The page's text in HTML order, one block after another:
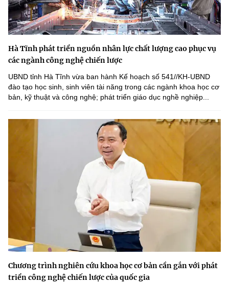
Hà Tĩnh phát triển nguồn nhân lực chất lượng cao phục vụ
các ngành công nghệ chiến lược
UBND tỉnh Hà Tĩnh vừa ban hành Kế hoạch số 541//KH-UBND
đào tạo học sinh, sinh viên tài năng trong các ngành khoa học cơ
bản, kỹ thuật và công nghệ; phát triển giáo dục nghề nghiệp...
Chương trình nghiên cứu khoa học cơ bản cần gắn với phát
triển công nghệ chiến lược của quốc gia